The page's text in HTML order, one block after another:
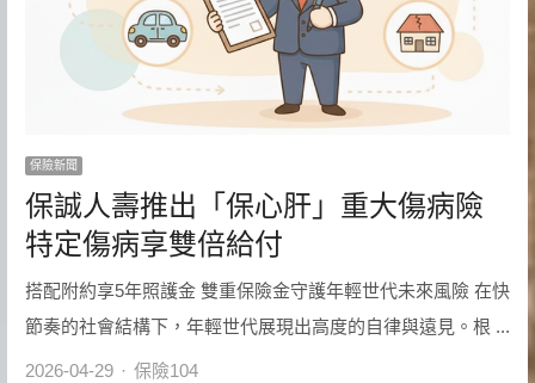
保險新聞
保誠人壽推出「保心肝」重大傷病險
特定傷病享雙倍給付
搭配附約享5年照護金 雙重保險金守護年輕世代未來風險 在快
節奏的社會結構下，年輕世代展現出高度的自律與遠見。根 ...
2026-04-29 Author
保險104